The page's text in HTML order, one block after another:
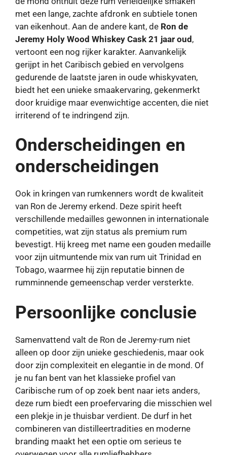
met een lange, zachte afdronk en subtiele tonen
van eikenhout. Aan de andere kant, de Ron de
Jeremy Holy Wood Whiskey Cask 21 jaar oud,
vertoont een nog rijker karakter. Aanvankelijk
gerijpt in het Caribisch gebied en vervolgens
gedurende de laatste jaren in oude whiskyvaten,
biedt het een unieke smaakervaring, gekenmerkt
door kruidige maar evenwichtige accenten, die niet
irriterend of te indringend zijn.
Onderscheidingen en
onderscheidingen
Ook in kringen van rumkenners wordt de kwaliteit
van Ron de Jeremy erkend. Deze spirit heeft
verschillende medailles gewonnen in internationale
competities, wat zijn status als premium rum
bevestigt. Hij kreeg met name een gouden medaille
voor zijn uitmuntende mix van rum uit Trinidad en
Tobago, waarmee hij zijn reputatie binnen de
rumminnende gemeenschap verder versterkte.
Persoonlijke conclusie
Samenvattend valt de Ron de Jeremy-rum niet
alleen op door zijn unieke geschiedenis, maar ook
door zijn complexiteit en elegantie in de mond. Of
je nu fan bent van het klassieke profiel van
Caribische rum of op zoek bent naar iets anders,
deze rum biedt een proefervaring die misschien wel
een plekje in je thuisbar verdient. De durf in het
combineren van distilleertradities en moderne
branding maakt het een optie om serieus te